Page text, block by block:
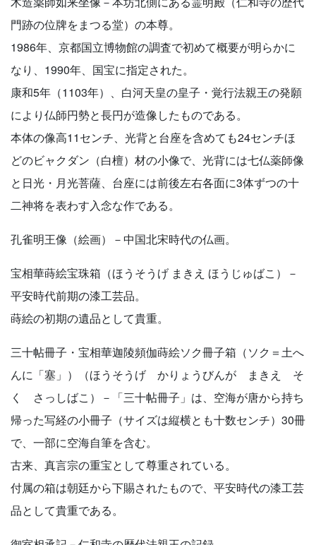
門跡の位牌をまつる堂）の本尊。
1986年、京都国立博物館の調査で初めて概要が明らかに
なり、1990年、国宝に指定された。
康和5年（1103年）、白河天皇の皇子・覚行法親王の発願
により仏師円勢と長円が造像したものである。
本体の像高11センチ、光背と台座を含めても24センチほ
どのビャクダン（白檀）材の小像で、光背には七仏薬師像
と日光・月光菩薩、台座には前後左右各面に3体ずつの十
二神将を表わす入念な作である。
孔雀明王像（絵画）－中国北宋時代の仏画。
宝相華蒔絵宝珠箱（ほうそうげ まきえ ほうじゅばこ）－
平安時代前期の漆工芸品。
蒔絵の初期の遺品として貴重。
三十帖冊子・宝相華迦陵頻伽蒔絵ソク冊子箱（ソク＝土へ
んに「塞」）（ほうそうげ かりょうびんが まきえ そ
く さっしばこ）－「三十帖冊子」は、空海が唐から持ち
帰った写経の小冊子（サイズは縦横とも十数センチ）30冊
で、一部に空海自筆を含む。
古来、真言宗の重宝として尊重されている。
付属の箱は朝廷から下賜されたもので、平安時代の漆工芸
品として貴重である。